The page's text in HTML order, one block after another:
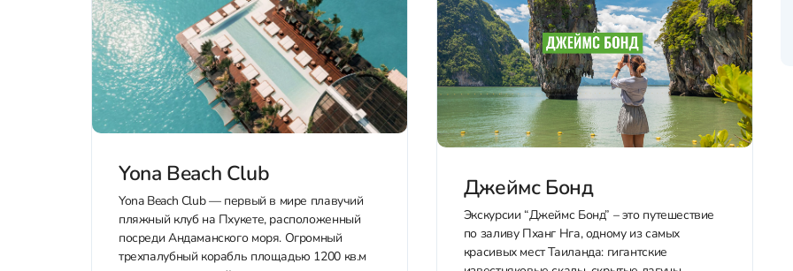
Yona Beach Club
Yona Beach Club — первый в мире плавучий
пляжный клуб на Пхукете, расположенный
посреди Андаманского моря. Огромный
трехпалубный корабль площадью 1200 кв.м
Джеймс Бонд
Экскурсии “Джеймс Бонд” – это путешествие
по заливу Пханг Нга, одному из самых
красивых мест Таиланда: гигантские